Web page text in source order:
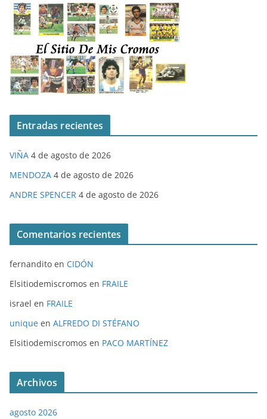
Entradas recientes
VIÑA 4 de agosto de 2026
MENDOZA 4 de agosto de 2026
ANDRE SPENCER 4 de agosto de 2026
Comentarios recientes
fernandito en CIDÓN
Elsitiodemiscromos en FRAILE
israel en FRAILE
unique en ALFREDO DI STÉFANO
Elsitiodemiscromos en PACO MARTÍNEZ
Archivos
agosto 2026